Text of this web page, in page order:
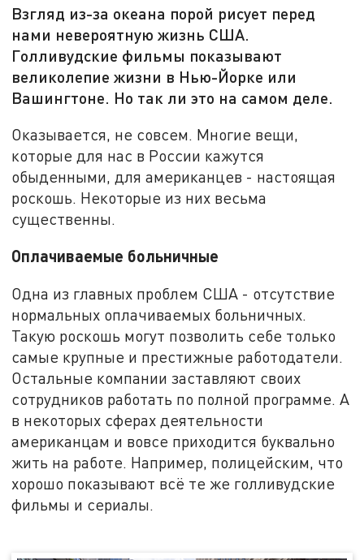
Взгляд из-за океана порой рисует перед
нами невероятную жизнь США.
Голливудские фильмы показывают
великолепие жизни в Нью-Йорке или
Вашингтоне. Но так ли это на самом деле.
Оказывается, не совсем. Многие вещи,
которые для нас в России кажутся
обыденными, для американцев - настоящая
роскошь. Некоторые из них весьма
существенны.
Оплачиваемые больничные
Одна из главных проблем США - отсутствие
нормальных оплачиваемых больничных.
Такую роскошь могут позволить себе только
самые крупные и престижные работодатели.
Остальные компании заставляют своих
сотрудников работать по полной программе. А
в некоторых сферах деятельности
американцам и вовсе приходится буквально
жить на работе. Например, полицейским, что
хорошо показывают всё те же голливудские
фильмы и сериалы.